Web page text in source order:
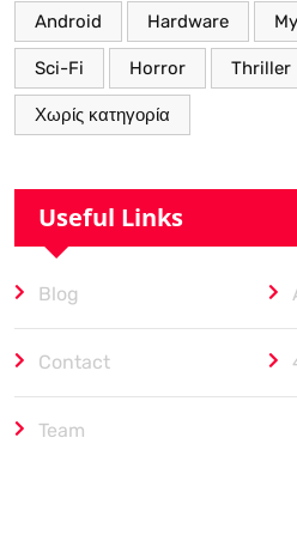
Android Hardware
Sci-Fi Horror Thriller
Χωρίς κατηγορία
Useful Links
Blog
Contact
Team